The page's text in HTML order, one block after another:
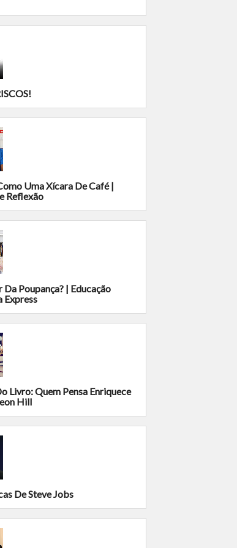
Uma Xícara De Café |
Reflexão
Da Poupança? | Educação
Express
Livro: Quem Pensa Enriquece
Hill
De Steve Jobs